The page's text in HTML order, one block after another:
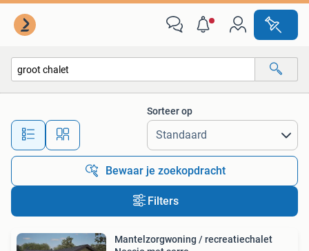
Alle afstanden…
Sorteer op
Bewaar je zoekopdracht
Filters
Mantelzorgwoning / recreatiechalet